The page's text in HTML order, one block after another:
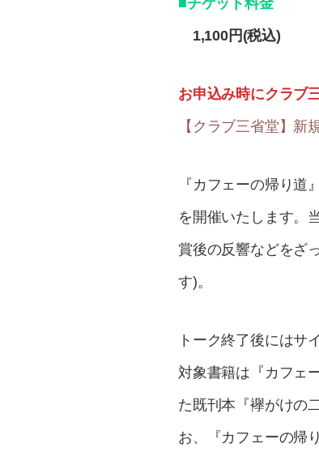
■チケット料金
1,100円(税込)
お申込み時にクラブ
【クラブ三省堂】新
『カフェーの帰り
を開催いたします。
賞後の反響などをざ
す)。
トーク終了後にはサ
対象書籍は『カフェ
た既刊本『襷がけの
お、『カフェーの帰